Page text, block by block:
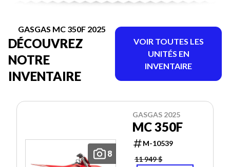
GASGAS MC 350F 2025
DÉCOUVREZ
NOTRE
INVENTAIRE
VOIR TOUTES LES
UNITÉS EN
INVENTAIRE
8
GASGAS 2025
MC 350F
M-10539
11 949 $